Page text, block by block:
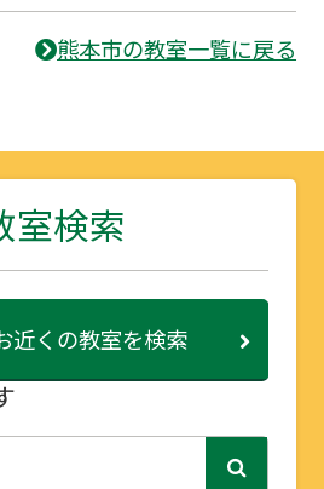
熊本市の教室一覧に戻る
室検索
近くの教室を検索